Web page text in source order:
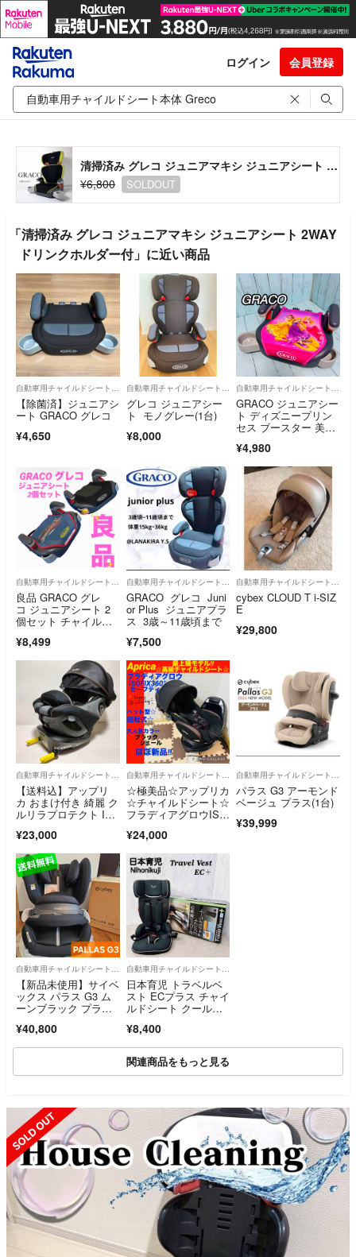
ログイン 会員登録
清掃済み グレコ ジュニアマキシ ジュニアシート 2WAY ドリンクホルダー付
¥6,800
SOLDOUT
「清掃済み グレコ ジュニアマキシ ジュニアシート 2WAY
ドリンクホルダー付」に近い商品
自動車用チャイルドシート本体
【除菌済】ジュニアシ
ート GRACO グレコ
¥4,650
自動車用チャイルドシート本体
グレコ ジュニアシー
ト モノグレー(1台)
¥8,000
自動車用チャイルドシート本体
GRACO ジュニアシー
ト ディズニープリン
セス ブースター 美
¥4,980
自動車用チャイルドシート本体
良品 GRACO グレ
コ ジュニアシート 2
個セット チャイルド
適 人気 お買い得 洗い
替え ドライブ
¥8,499
自動車用チャイルドシート本体
GRACO グレコ Juni
or Plus ジュニアプラ
ス 3歳～11歳頃まで
¥7,500
自動車用チャイルドシート本体
cybex CLOUD T i-SIZ
E
¥29,800
自動車用チャイルドシート本体
【送料込】アップリ
カ おまけ付き 綺麗 ク
ルリラプロテクト IS
ルドシート 新生児
～ 清掃済
¥23,000
自動車用チャイルドシート本体
☆極美品☆アップリカ
☆チャイルドシート☆
フラディアグロウISO
¥24,000
自動車用チャイルドシート本体
パラス G3 アーモンド
ベージュ プラス(1台)
¥39,999
自動車用チャイルドシート本体
【新品未使用】サイベ
ックス パラス G3 ム
ーンブラック プラ
¥40,800
自動車用チャイルドシート本体
日本育児 トラベルベ
スト ECプラス チャイ
ルドシート クールブ
¥8,400
関連商品をもっと見る
SOLD OUT